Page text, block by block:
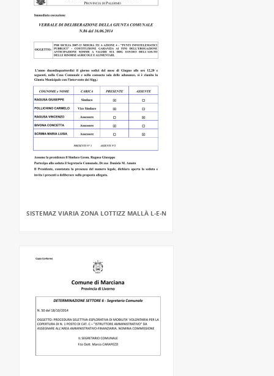
SISTEMAZ VIARIA ZONA LOTTIZZ MALLÀ L-E-N